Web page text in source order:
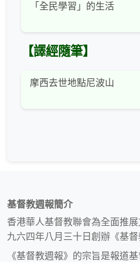
「全民學習」的生活
【譯經隨筆】
摩西去世地點尼波山
基督教週報簡介
香港華人基督教聯會為全面推
九六四年八月三十日創辦《基督
《基督教週報》的宗旨是報道